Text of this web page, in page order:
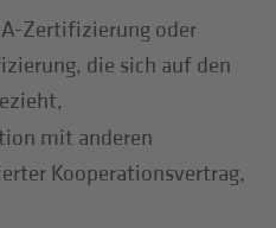
Zertifizierung oder
die sich auf den
mit anderen
Kooperationsvertrag,